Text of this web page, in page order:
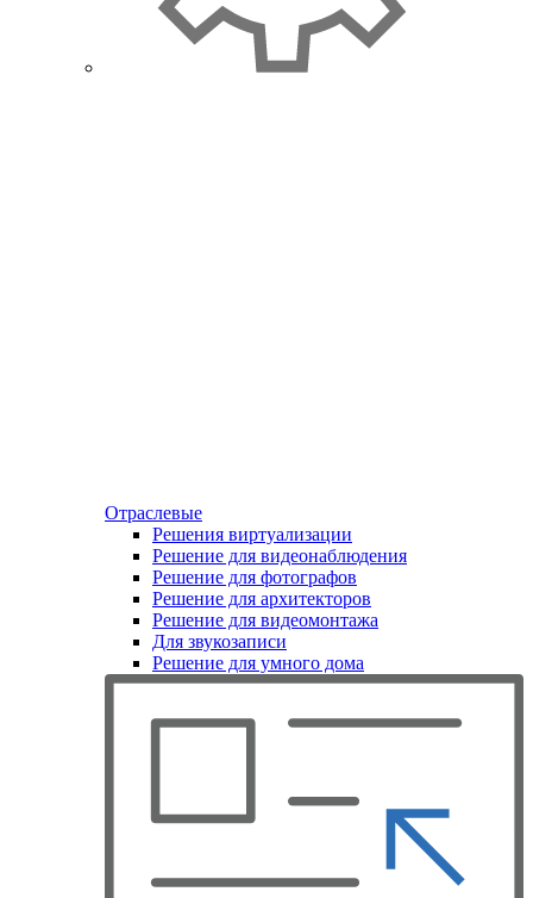
Отраслевые
Решения виртуализации
Решение для видеонаблюдения
Решение для фотографов
Решение для архитекторов
Решение для видеомонтажа
Для звукозаписи
Решение для умного дома